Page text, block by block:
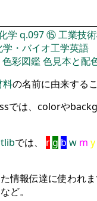
学 q.097⑮工業技
学・バイオ工学英語
色彩図鑑色見本と配
料の名前に由来する
では、colorや
では、 rg b w m y
情報伝達に使われ
ど。